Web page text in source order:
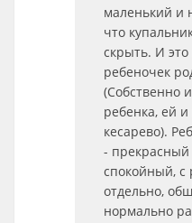
маленький и
что
скрыть. И
ребеночек
(Собственно
ребенка, ей
кесарево).
-
спокойный, с
отдельно,
нормально